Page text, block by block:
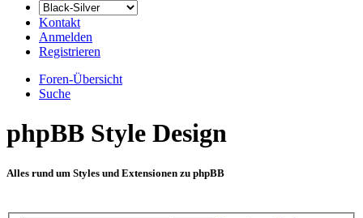
Kontakt
Anmelden
Registrieren
Foren-Übersicht
Suche
phpBB Style Design
Alles rund um Styles und Extensionen zu phpBB